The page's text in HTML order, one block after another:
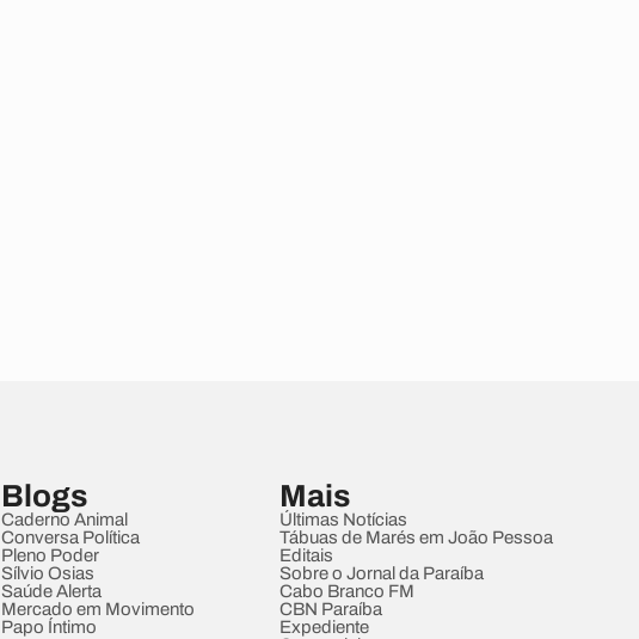
Blogs
Caderno Animal
Conversa Política
Pleno Poder
Sílvio Osias
Saúde Alerta
Mercado em Movimento
Papo Íntimo
Mais
Últimas Notícias
Tábuas de Marés em João Pessoa
Editais
Sobre o Jornal da Paraíba
Cabo Branco FM
CBN Paraíba
Expediente